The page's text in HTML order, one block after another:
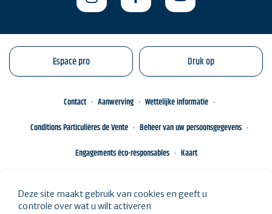
Espace pro Druk op
Contact Aanwerving
Wettelijke informatie
Conditions Particulières de Vente
Beheer van uw persoonsgegevens
Engagements éco-responsables
Kaart
Deze site maakt gebruik van cookies en geeft u
controle over wat u wilt activeren